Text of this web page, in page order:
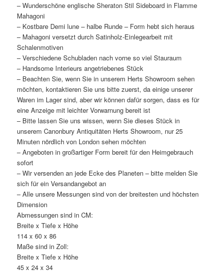
– Wunderschöne englische Sheraton Stil Sideboard in Flamme
Mahagoni
– Kostbare Demi lune – halbe Runde – Form hebt sich heraus
– Mahagoni versetzt durch Satinholz-Einlegearbeit mit
Schalenmotiven
– Verschiedene Schubladen nach vorne so viel Stauraum
– Handsome Interieurs angetriebenes Stück
– Beachten Sie, wenn Sie in unserem Herts Showroom sehen
möchten, kontaktieren Sie uns bitte zuerst, da einige unserer
Waren im Lager sind, aber wir können dafür sorgen, dass es für
eine Anzeige mit leichter Vorwarnung bereit ist
– Bitte lassen Sie uns wissen, wenn Sie dieses Stück in
unserem Canonbury Antiquitäten Herts Showroom, nur 25
Minuten nördlich von London sehen möchten
– Angeboten in großartiger Form bereit für den Heimgebrauch
sofort
– Wir versenden an jede Ecke des Planeten – bitte melden Sie
sich für ein Versandangebot an
– Alle unsere Messungen sind von der breitesten und höchsten
Dimension
Abmessungen sind in CM:
Breite x Tiefe x Höhe
114 x 60 x 86
Maße sind in Zoll:
Breite x Tiefe x Höhe
45 x 24 x 34